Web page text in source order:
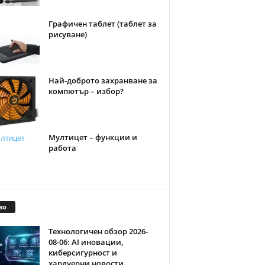
Графичен таблет (таблет за
рисуване)
Най-доброто захранване за
компютър – избор?
Мултицет – функции и
работа
Технологичен обзор 2026-
08-06: AI иновации,
киберсигурност и